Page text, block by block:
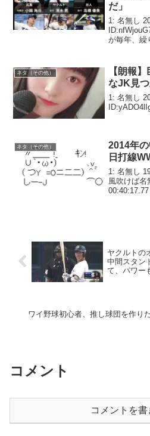
だ」
1: 名無し
が毎年、繰
で見て他
ネタ（その他）
【朗報
なJK見つ
1: 名無し
ネタ（その他）
2014年
日打線
1: 名無し
風吹けば名
ヤクルトの
中間スタン
て、パワー
ワイ野球初心者、推し球団を作り
コメント
コメントを書